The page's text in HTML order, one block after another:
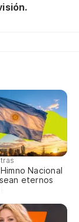
Nacional
eternos